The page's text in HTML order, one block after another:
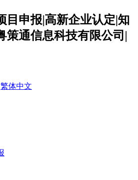
目申报|高新企业认定|知
策通信息科技有限公司|
繁体中文